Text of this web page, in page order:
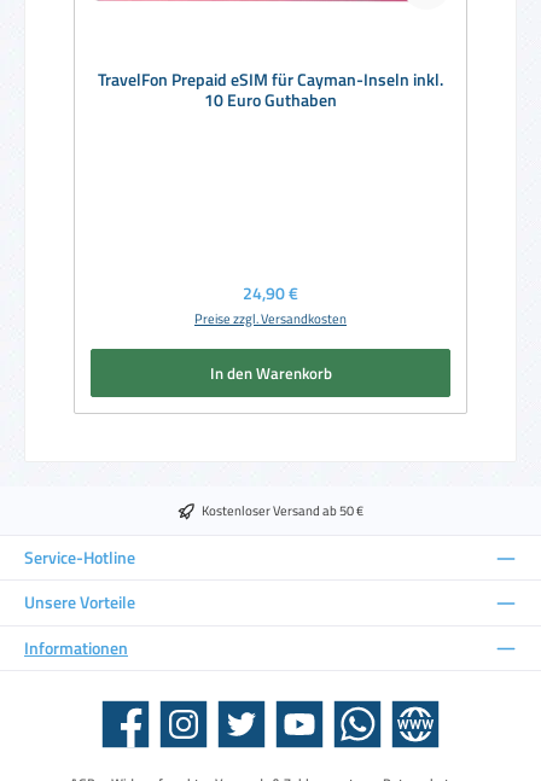
TravelFon Prepaid eSIM für Cayman-Inseln inkl.
10 Euro Guthaben
Regulärer Preis:
24,90 €
Preise zzgl. Versandkosten
In den Warenkorb
Kostenloser Versand ab 50 €
Service-Hotline
Unsere Vorteile
Informationen
Facebook Instagram Twitter YouTube WhatsApp Website